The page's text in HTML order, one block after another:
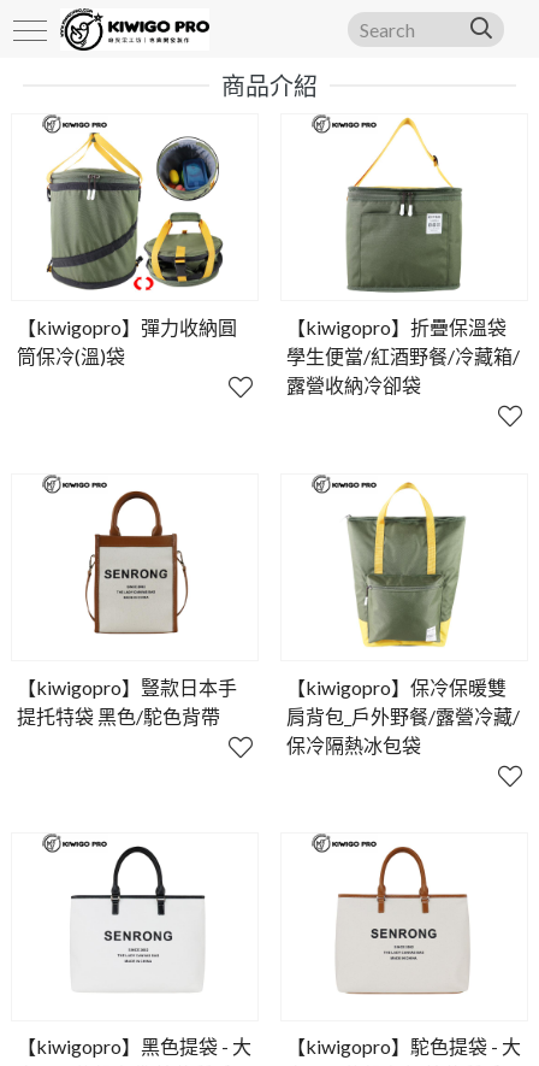
商品介紹
【kiwigopro】彈力收納圓
筒保冷(溫)袋
【kiwigopro】折疊保溫袋
學生便當/紅酒野餐/冷藏箱/
露營收納冷卻袋
【kiwigopro】豎款日本手
提托特袋 黑色/駝色背帶
【kiwigopro】保冷保暖雙
肩背包_戶外野餐/露營冷藏/
保冷隔熱冰包袋
【kiwigopro】黑色提袋 - 大
【kiwigopro】駝色提袋 - 大